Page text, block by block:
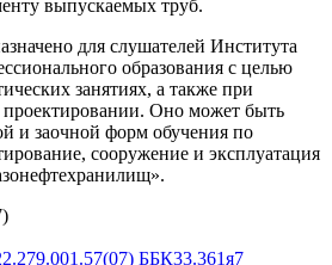
выпускаемых труб.
для слушателей Института
образования с целью
занятиях, а также при
Оно может быть
и заочной форм обучения по
сооружение и эксплуатация